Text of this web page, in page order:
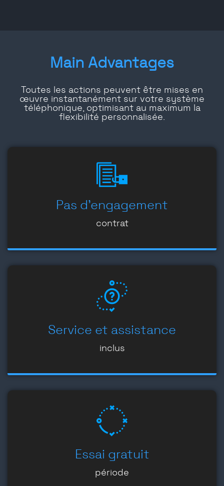
Main Advantages
Toutes les actions peuvent être mises en
œuvre instantanément sur votre système
téléphonique, optimisant au maximum la
flexibilité personnalisée.
Pas d'engagement
contrat
Service et assistance
inclus
Essai gratuit
période